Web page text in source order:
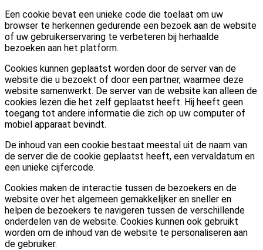
Een cookie bevat een unieke code die toelaat om uw
browser te herkennen gedurende een bezoek aan de website
of uw gebruikerservaring te verbeteren bij herhaalde
bezoeken aan het platform.
Cookies kunnen geplaatst worden door de server van de
website die u bezoekt of door een partner, waarmee deze
website samenwerkt. De server van de website kan alleen de
cookies lezen die het zelf geplaatst heeft. Hij heeft geen
toegang tot andere informatie die zich op uw computer of
mobiel apparaat bevindt.
De inhoud van een cookie bestaat meestal uit de naam van
de server die de cookie geplaatst heeft, een vervaldatum en
een unieke cijfercode.
Cookies maken de interactie tussen de bezoekers en de
website over het algemeen gemakkelijker en sneller en
helpen de bezoekers te navigeren tussen de verschillende
onderdelen van de website. Cookies kunnen ook gebruikt
worden om de inhoud van de website te personaliseren aan
de gebruiker.